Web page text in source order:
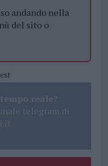
andando nella
del sito o
reale?
telegram di